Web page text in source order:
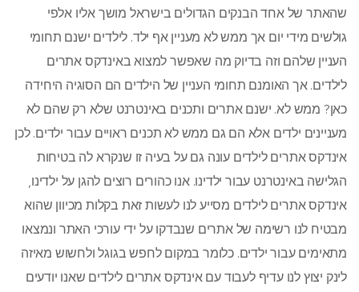
שהאתר של אחד הבנקים הגדולים בישראל מושך אליו אלפי
גולשים מידי יום אך ממש לא מעניין אף ילד. לילדים ישנם תחומי
העניין שלהם וזה בדיוק מה שאפשר למצוא באינדקס אתרים
לילדים. אך האומנם תחומי העניין של הילדים הם הסוגיה היחידה
כאן? ממש לא. ישנם אתרים ותכנים באינטרנט שלא רק שהם לא
מעניינים ילדים אלא הם גם ממש לא תכנים ראויים עבור ילדים. לכן
אינדקס אתרים לילדים עונה גם על בעיה זו שנקרא לה בטיחות
הגלישה באינטרנט עבור ילדינו. אנו כהורים רוצים להגן על ילדינו,
אינדקס אתרים לילדים מסייע לנו לעשות זאת בקלות מכיוון שהוא
מבטיח לנו רשימה של אתרים שנבדקו על ידי עורכי האתר ונמצאו
מתאימים עבור ילדים. כלומר במקום לחפש בגוגל ולחשוש מאיזה
לינק יצוץ לנו עדיף לעבוד עם אינדקס אתרים לילדים שאנו יודעים